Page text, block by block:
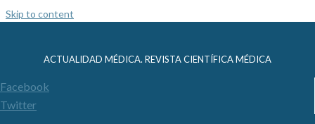
Skip to content
ACTUALIDAD MÉDICA. REVISTA CIENTÍFICA MÉDICA
Facebook
Twitter